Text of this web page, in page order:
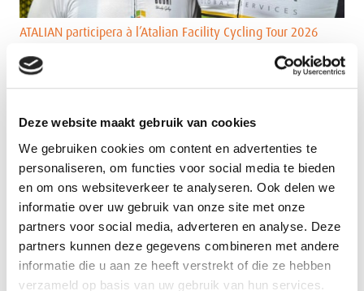
Deze website maakt gebruik van cookies
We gebruiken cookies om content en advertenties te
personaliseren, om functies voor social media te bieden
en om ons websiteverkeer te analyseren. Ook delen we
informatie over uw gebruik van onze site met onze
partners voor social media, adverteren en analyse. Deze
partners kunnen deze gegevens combineren met andere
informatie die u aan ze heeft verstrekt of die ze hebben
verzameld op basis van uw gebruik van hun services.
ATALIAN participera à l’Atalian Facility Cycling Tour 2026